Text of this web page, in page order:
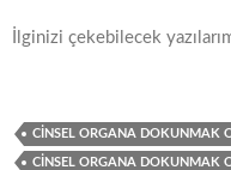
İlginizi çekebilecek
CINSEL ORGANA DOKUNMAK
CINSEL ORGANA DOKUNMAK